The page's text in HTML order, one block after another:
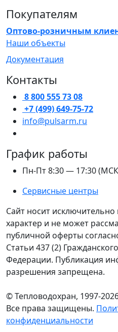
Покупателям
Оптово-розничным
Наши объекты
Документация
Контакты
8 800 555 73 08
+7 (499) 649-75-72
info@pulsarm.ru
График работы
Пн-Пт 8:30 — 17:30
Сервисные центры
Сайт носит
характер и не может
публичной оферты
Статьи 437 (2)
Федерации. Публикация
разрешения запрещена.
© Тепловодохран, 1997-
Все права защищены.
конфиденциальности